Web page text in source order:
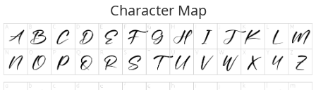
Character Map